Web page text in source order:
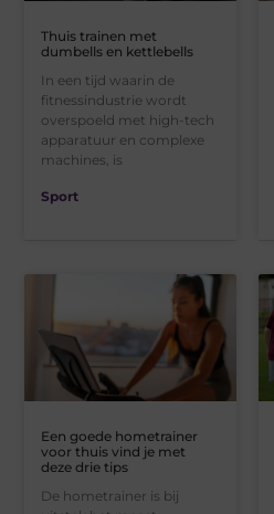
Thuis trainen met
dumbells en kettlebells
In een tijd waarin de
fitnessindustrie wordt
overspoeld met high-tech
apparatuur en complexe
machines, is
Sport
Een goede hometrainer
voor thuis vind je met
deze drie tips
De hometrainer is bij